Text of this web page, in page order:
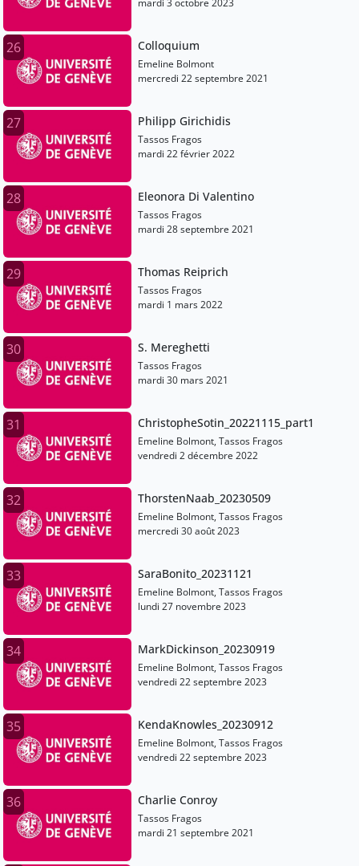
mardi 3 octobre 2023
26 Colloquium
Emeline Bolmont
mercredi 22 septembre 2021
27 Philipp Girichidis
Tassos Fragos
mardi 22 février 2022
28 Eleonora Di Valentino
Tassos Fragos
mardi 28 septembre 2021
29 Thomas Reiprich
Tassos Fragos
mardi 1 mars 2022
30 S. Mereghetti
Tassos Fragos
mardi 30 mars 2021
31 ChristopheSotin_20221115_part1
Emeline Bolmont, Tassos Fragos
vendredi 2 décembre 2022
32 ThorstenNaab_20230509
Emeline Bolmont, Tassos Fragos
mercredi 30 août 2023
33 SaraBonito_20231121
Emeline Bolmont, Tassos Fragos
lundi 27 novembre 2023
34 MarkDickinson_20230919
Emeline Bolmont, Tassos Fragos
vendredi 22 septembre 2023
35 KendaKnowles_20230912
Emeline Bolmont, Tassos Fragos
vendredi 22 septembre 2023
36 Charlie Conroy
Tassos Fragos
mardi 21 septembre 2021